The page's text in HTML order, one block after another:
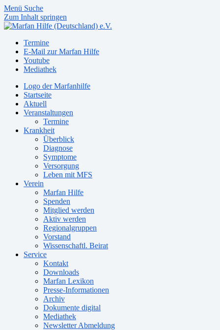
Menü Suche
Zum Inhalt springen
Termine
E-Mail zur Marfan Hilfe
Youtube
Mediathek
Logo der Marfanhilfe
Startseite
Aktuell
Veranstaltungen
Termine
Krankheit
Überblick
Diagnose
Symptome
Versorgung
Leben mit MFS
Verein
Marfan Hilfe
Spenden
Mitglied werden
Aktiv werden
Regionalgruppen
Vorstand
Wissenschaftl. Beirat
Service
Kontakt
Downloads
Marfan Lexikon
Presse-Informationen
Archiv
Dokumente digital
Mediathek
Newsletter Abmeldung